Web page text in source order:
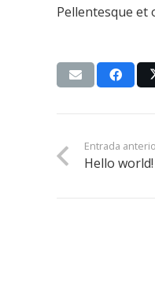
Pellentesque et
Entrada
Hello world!